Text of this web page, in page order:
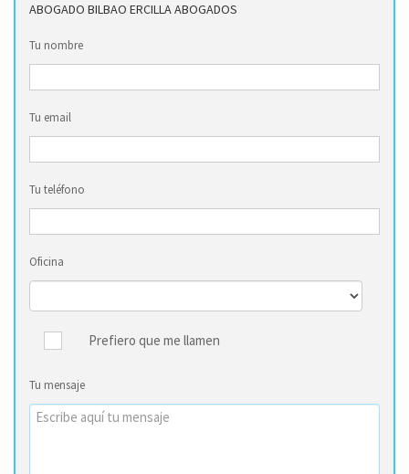
ABOGADO BILBAO ERCILLA ABOGADOS
Tu nombre
Tu email
Tu teléfono
Oficina
Prefiero que me llamen
Tu mensaje